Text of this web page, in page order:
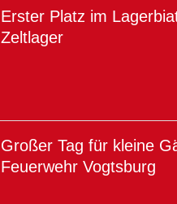
Erster Platz im
Zeltlager
Großer Tag für kleine
Feuerwehr Vogtsburg